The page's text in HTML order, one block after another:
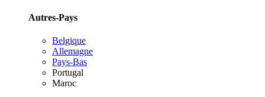
Autres-Pays
Belgique
Allemagne
Pays-Bas
Portugal
Maroc